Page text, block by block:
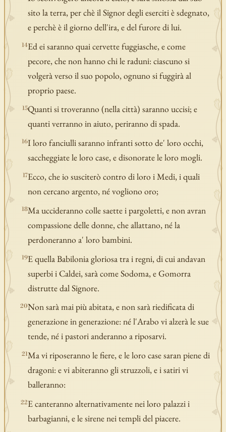
sito la terra, per chè il Signor degli eserciti è sdegnato,
e perchè è il giorno dell'ira, e del furore di lui.
14Ed ei saranno quai cervette fuggiasche, e come
pecore, che non hanno chi le raduni: ciascuno si
volgerà verso il suo popolo, ognuno si fuggirà al
proprio paese.
15Quanti si troveranno (nella città) saranno uccisi; e
quanti verranno in aiuto, periranno di spada.
16I loro fanciulli saranno infranti sotto de' loro occhi,
saccheggiate le loro case, e disonorate le loro mogli.
17Ecco, che io susciterò contro di loro i Medi, i quali
non cercano argento, né vogliono oro;
18Ma uccideranno colle saette i pargoletti, e non avran
compassione delle donne, che allattano, né la
perdoneranno a' loro bambini.
19E quella Babilonia gloriosa tra i regni, di cui andavan
superbi i Caldei, sarà come Sodoma, e Gomorra
distrutte dal Signore.
20Non sarà mai più abitata, e non sarà riedificata di
generazione in generazione: né l'Arabo vi alzerà le sue
tende, né i pastori anderanno a riposarvi.
21Ma vi riposeranno le fiere, e le loro case saran piene di
dragoni: e vi abiteranno gli struzzoli, e i satiri vi
balleranno:
22E canteranno alternativamente nei loro palazzi i
barbagianni, e le sirene nei templi del piacere.